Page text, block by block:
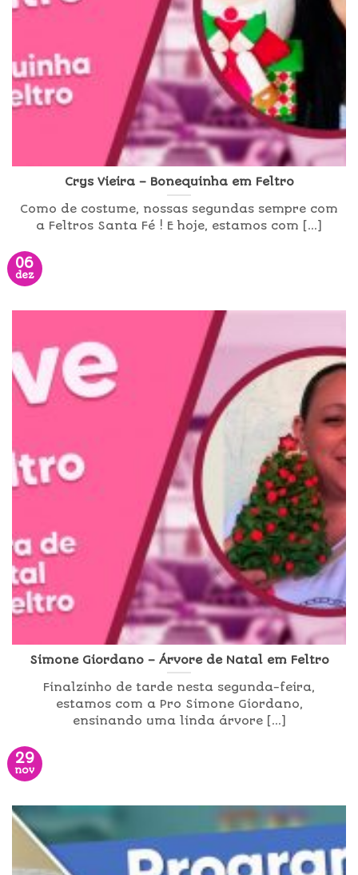
Crys Vieira – Bonequinha em Feltro
Como de costume, nossas segundas sempre com
a Feltros Santa Fé ! E hoje, estamos com [...]
06
dez
Simone Giordano – Árvore de Natal em Feltro
Finalzinho de tarde nesta segunda-feira,
estamos com a Pro Simone Giordano,
ensinando uma linda árvore [...]
29
nov